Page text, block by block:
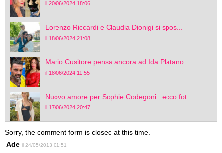
il 20/06/2024 18:06
Lorenzo Riccardi e Claudia Dionigi si spos...
il 18/06/2024 21:08
Mario Cusitore pensa ancora ad Ida Platano...
il 18/06/2024 11:55
Nuovo amore per Sophie Codegoni : ecco fot...
il 17/06/2024 20:47
Sorry, the comment form is closed at this time.
Ade il 24/05/2013 01:51